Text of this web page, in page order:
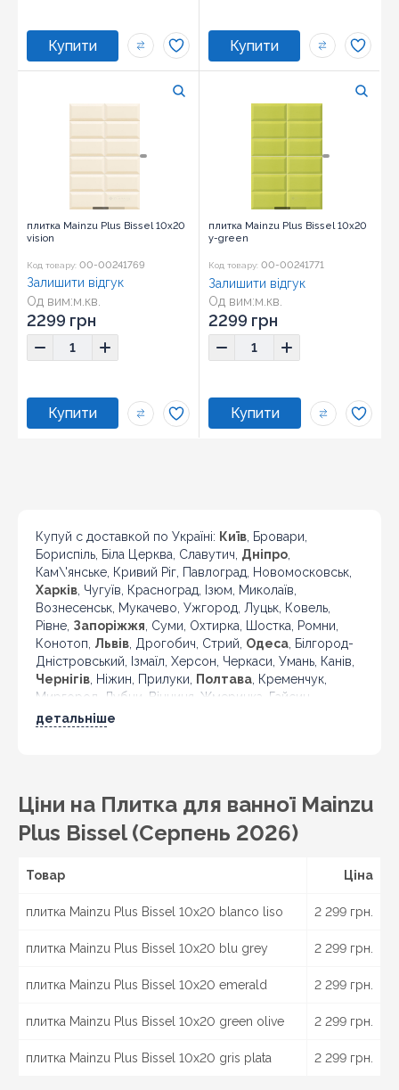
плитка Mainzu Plus Bissel 10x20
vision
Код товару: 00-00241769
Од вим:м.кв.
Розмір: 10x20
Залишити відгук
2299 грн
плитка Mainzu Plus Bissel 10x20
y-green
Код товару: 00-00241771
Од вим:м.кв.
Розмір: 10x20
Залишити відгук
2299 грн
Купуй с доставкой по Україні: Київ, Бровари,
Бориспіль, Біла Церква, Славутич, Дніпро,
Кам\'янське, Кривий Ріг, Павлоград, Новомосковськ,
Харків, Чугуїв, Красноград, Ізюм, Миколаїв,
Вознесенськ, Мукачево, Ужгород, Луцьк, Ковель,
Рівне, Запоріжжя, Суми, Охтирка, Шостка, Ромни,
Конотоп, Львів, Дрогобич, Стрий, Одеса, Білгород-
Дністровський, Ізмаїл, Херсон, Черкаси, Умань, Канів,
Чернігів, Ніжин, Прилуки, Полтава, Кременчук,
Миргород, Лубни, Вінниця, Жмеринка, Гайсин,
Бердичів, Житомир, Новоград-Волинський,
детальніше
Ціни на Плитка для ванної Mainzu
Plus Bissel (Серпень 2026)
Товар Ціна
плитка Mainzu Plus Bissel 10x20 blanco liso 2 299 грн.
плитка Mainzu Plus Bissel 10x20 blu grey 2 299 грн.
плитка Mainzu Plus Bissel 10x20 emerald 2 299 грн.
плитка Mainzu Plus Bissel 10x20 green olive 2 299 грн.
плитка Mainzu Plus Bissel 10x20 gris plata 2 299 грн.